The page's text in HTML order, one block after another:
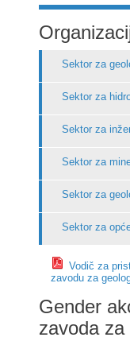
Sektor za
Sektor za
Sektor za
Sektor za
Sektor za
Sektor za
Vodič za
zavodu za
Gender
zavoda za